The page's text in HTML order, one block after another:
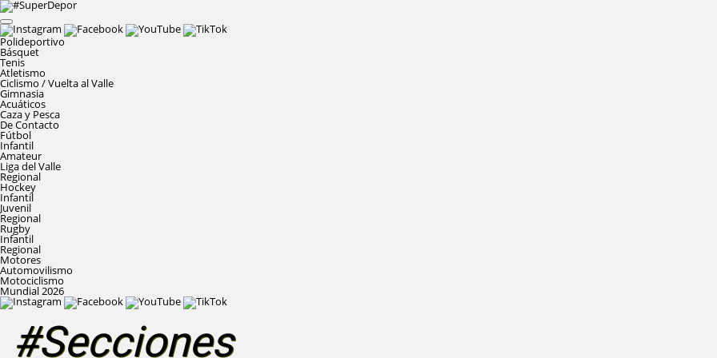
Polideportivo
Básquet
Tenis
Atletismo
Ciclismo / Vuelta al Valle
Gimnasia
Acuáticos
Caza y Pesca
De Contacto
Fútbol
Infantil
Amateur
Liga del Valle
Regional
Hockey
Infantil
Juvenil
Regional
Rugby
Infantil
Regional
Motores
Automovilismo
Motociclismo
Mundial 2026
#Secciones